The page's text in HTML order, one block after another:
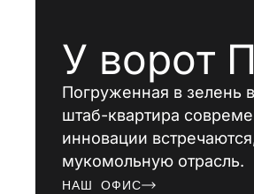
У ворот
Погруженная в зелень
штаб-квартира
инновации
мукомольную отрасль.
НАШ ОФИС